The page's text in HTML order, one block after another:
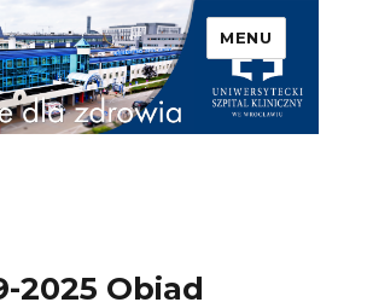
Szpital
we Wrocławiu –
dla zdrowia
MENU
2025 Obiad